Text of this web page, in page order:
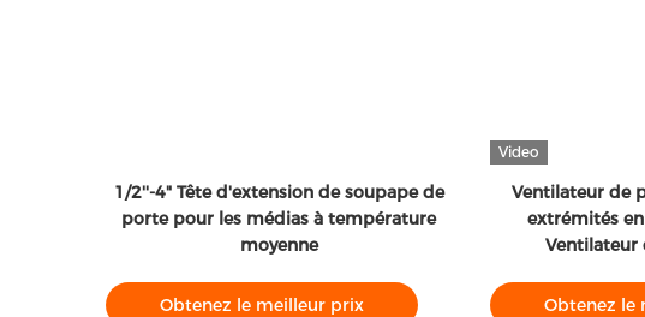
1/2''-4" Tête d'extension de soupape de
porte pour les médias à température
moyenne
Obtenez le meilleur prix
Ventilateur de porte
extrémités en
Ventilateur de
Obtenez le